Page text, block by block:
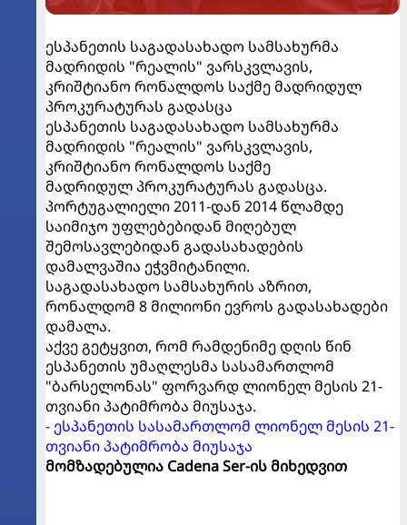
ესპანეთის საგადასახადო სამსახურმა
მადრიდის "რეალის" ვარსკვლავის,
კრიშტიანო რონალდოს საქმე მადრიდულ
პროკურატურას გადასცა
ესპანეთის საგადასახადო სამსახურმა
მადრიდის "რეალის" ვარსკვლავის,
კრიშტიანო რონალდოს საქმე
მადრიდულ პროკურატურას გადასცა.
პორტუგალიელი 2011-დან 2014 წლამდე
საიმიჯო უფლებებიდან მიღებულ
შემოსავლებიდან გადასახადების
დამალვაშია ეჭვმიტანილი.
საგადასახადო სამსახურის აზრით,
რონალდომ 8 მილიონი ევროს გადასახადები
დამალა.
აქვე გეტყვით, რომ რამდენიმე დღის წინ
ესპანეთის უმაღლესმა სასამართლომ
"ბარსელონას" ფორვარდ ლიონელ მესის 21-
თვიანი პატიმრობა მიუსაჯა.
- ესპანეთის სასამართლომ ლიონელ მესის 21-
თვიანი პატიმრობა მიუსაჯა
მომზადებულია Cadena Ser-ის მიხედვით